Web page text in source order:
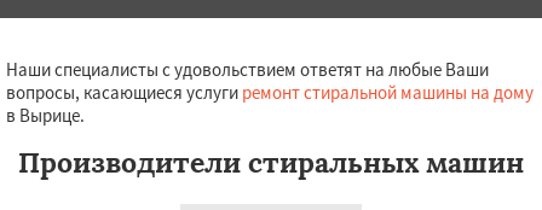
Наши специалисты с удовольствием ответят на любые Ваши
вопросы, касающиеся услуги ремонт стиральной машины на дому
в Вырице.
Производители стиральных машин